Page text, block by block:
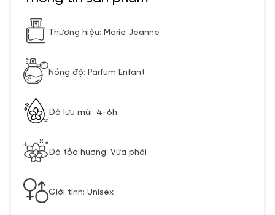
Thương hiệu: Marie Jeanne
Nồng độ: Parfum Enfant
Độ lưu mùi: 4-6h
Độ tỏa hương: Vừa phải
Giới tính: Unisex